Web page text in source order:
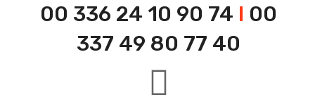
00 336 24 10 90 74 I 00
337 49 80 77 40